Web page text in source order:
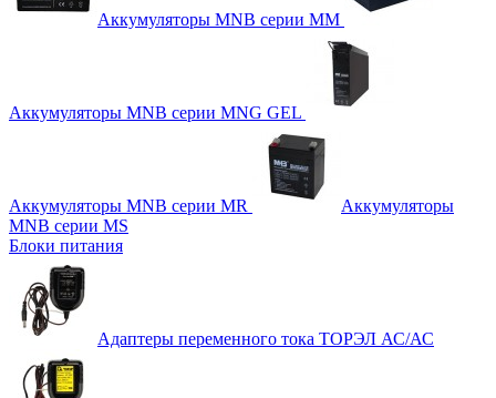
Аккумуляторы MNB серии MM
Аккумуляторы MNB серии MNG GEL
Аккумуляторы MNB серии MR
Аккумуляторы
MNB серии MS
Блоки питания
Адаптеры переменного тока ТОРЭЛ АС/АС